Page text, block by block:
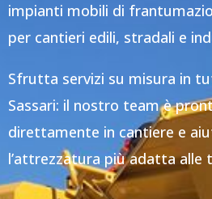
impianti mobili di
per cantieri edili, stradali e
Sfrutta servizi su misura in
Sassari: il nostro team è
direttamente in cantiere e
l’attrezzatura più adatta alle